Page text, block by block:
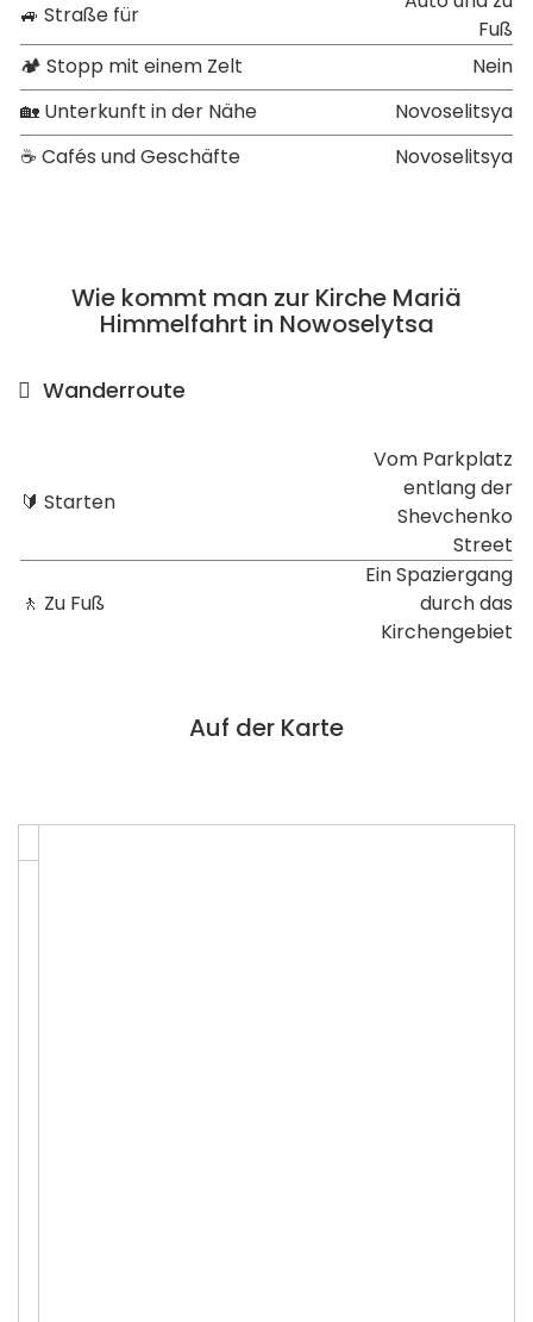
🚙 Straße für
Fuß
🏕 Stopp mit einem Zelt
Nein
🏡 Unterkunft in der Nähe
Novoselitsya
☕ Cafés und Geschäfte
Novoselitsya
Wie kommt man zur Kirche Mariä
Himmelfahrt in Nowoselytsa
Wanderroute
🔰 Starten
Vom Parkplatz
entlang der
Shevchenko
Street
🚶 Zu Fuß
Ein Spaziergang
durch das
Kirchengebiet
Auf der Karte